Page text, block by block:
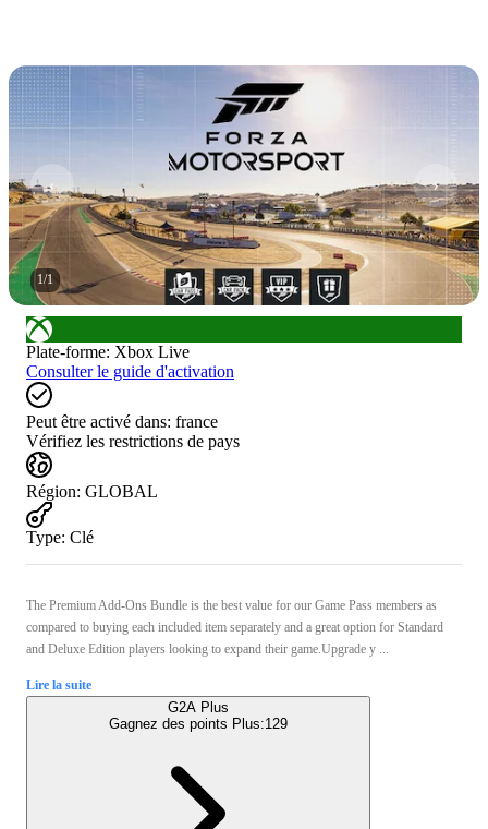
1/1
Plate-forme: Xbox Live
Consulter le guide d'activation
Peut être activé dans: france
Vérifiez les restrictions de pays
Région: GLOBAL
Type: Clé
The Premium Add-Ons Bundle is the best value for our Game Pass members as
compared to buying each included item separately and a great option for Standard
and Deluxe Edition players looking to expand their game.Upgrade y ...
Lire la suite
G2A Plus
Gagnez des points Plus:129